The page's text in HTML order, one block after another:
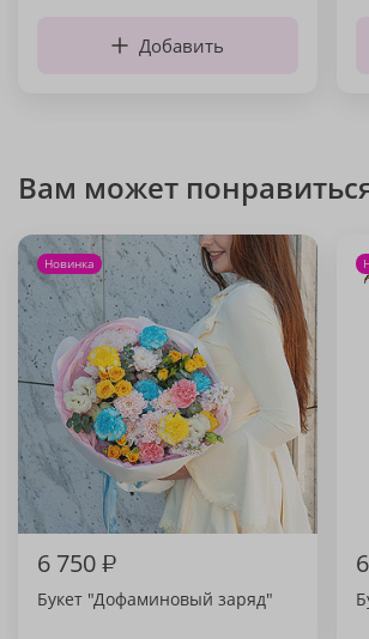
Добавить
Вам может
Новинка
6 750₽
Букет "Дофаминовый заряд"